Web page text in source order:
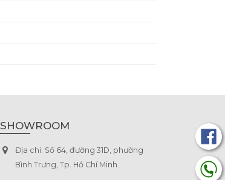
SHOWROOM
Địa chỉ: Số 64, đường 31D, phường
Bình Trưng, Tp. Hồ Chí Minh.